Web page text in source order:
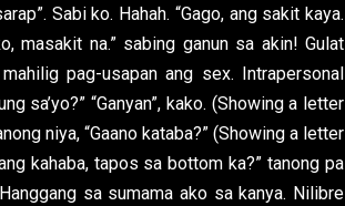
Sabi ko. Hahah. “Gago, ang sakit kaya.
masakit na.” sabing ganun sa akin! Gulat
pag-usapan ang sex. Intrapersonal
sa’yo?” “Ganyan”, kako. (Showing a letter
niya, “Gaano kataba?” (Showing a letter
kahaba, tapos sa bottom ka?” tanong pa
sa sumama ako sa kanya. Nilibre